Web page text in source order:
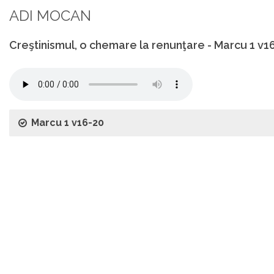
ADI MOCAN
Creştinismul, o chemare la renunţare - Marcu 1
Marcu 1 v16-20